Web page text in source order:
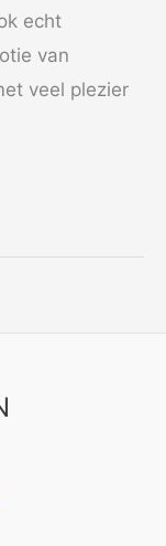
echt
van
veel plezier